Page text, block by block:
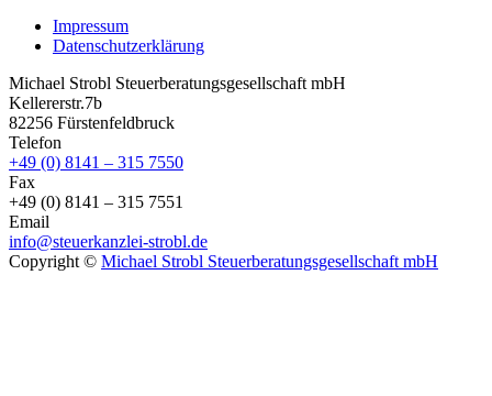
Impressum
Datenschutzerklärung
Michael Strobl Steuerberatungsgesellschaft mbH
Kellererstr.7b
82256 Fürstenfeldbruck
Telefon
+49 (0) 8141 – 315 7550
Fax
+49 (0) 8141 – 315 7551
Email
info@steuerkanzlei-strobl.de
Copyright © Michael Strobl Steuerberatungsgesellschaft mbH